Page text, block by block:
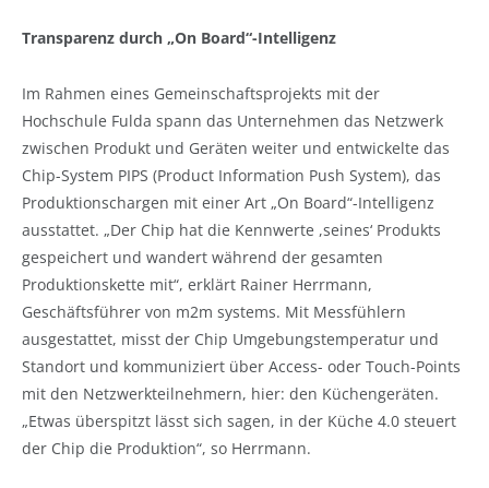
Transparenz durch „On Board“-Intelligenz
Im Rahmen eines Gemeinschaftsprojekts mit der
Hochschule Fulda spann das Unternehmen das Netzwerk
zwischen Produkt und Geräten weiter und entwickelte das
Chip-System PIPS (Product Information Push System), das
Produktionschargen mit einer Art „On Board“-Intelligenz
ausstattet. „Der Chip hat die Kennwerte ,seines‘ Produkts
gespeichert und wandert während der gesamten
Produktionskette mit“, erklärt Rainer Herrmann,
Geschäftsführer von m2m systems. Mit Messfühlern
ausgestattet, misst der Chip Umgebungstemperatur und
Standort und kommuniziert über Access- oder Touch-Points
mit den Netzwerkteilnehmern, hier: den Küchengeräten.
„Etwas überspitzt lässt sich sagen, in der Küche 4.0 steuert
der Chip die Produktion“, so Herrmann.